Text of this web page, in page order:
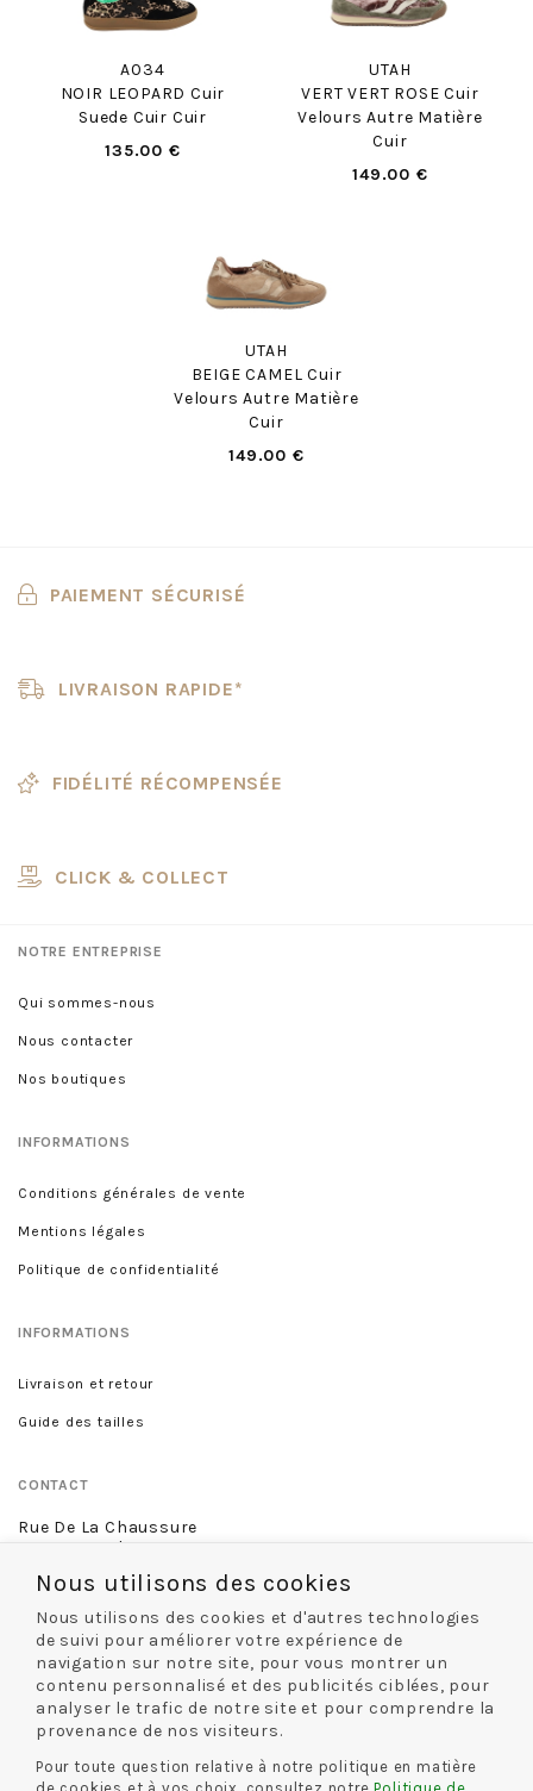
A034
NOIR LEOPARD Cuir
Suede Cuir Cuir
135.00 €
UTAH
VERT VERT ROSE Cuir
Velours Autre Matière
Cuir
149.00 €
UTAH
BEIGE CAMEL Cuir
Velours Autre Matière
Cuir
149.00 €
PAIEMENT SÉCURISÉ
LIVRAISON RAPIDE*
FIDÉLITÉ RÉCOMPENSÉE
CLICK & COLLECT
NOTRE ENTREPRISE
Qui sommes-nous
Nous contacter
Nos boutiques
INFORMATIONS
Conditions générales de vente
Mentions légales
Politique de confidentialité
INFORMATIONS
Livraison et retour
Guide des tailles
CONTACT
Rue De La Chaussure
46 rue Royale
02 38 68 60 13
NOS MODES DE LIVRAISON
Nous utilisons des cookies
Nous utilisons des cookies et d'autres technologies
de suivi pour améliorer votre expérience de
navigation sur notre site, pour vous montrer un
contenu personnalisé et des publicités ciblées, pour
analyser le trafic de notre site et pour comprendre la
provenance de nos visiteurs.
Pour toute question relative à notre politique en matière